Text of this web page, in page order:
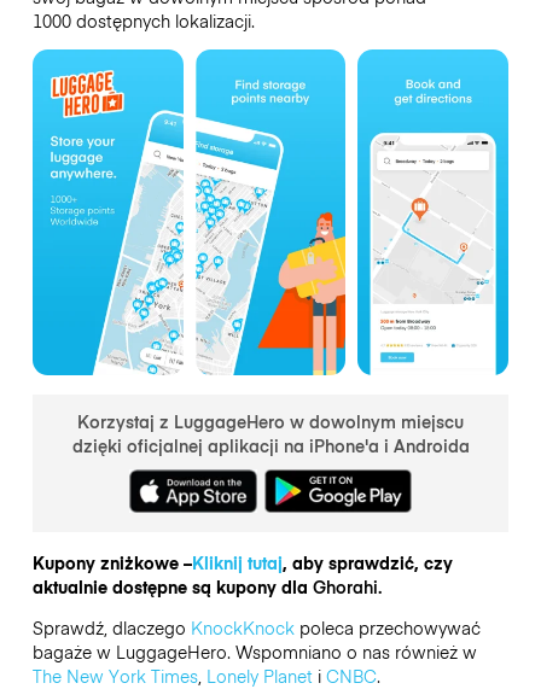
1000 dostępnych lokalizacji.
Korzystaj z LuggageHero w dowolnym miejscu
dzięki oficjalnej aplikacji na iPhone'a i Androida
Kupony zniżkowe –Kliknij tutaj, aby sprawdzić, czy
aktualnie dostępne są kupony dla Ghorahi.
Sprawdź, dlaczego KnockKnockpoleca przechowywać
bagaże w LuggageHero. Wspomniano o nas również w
The New York Times, Lonely Planeti CNBC.